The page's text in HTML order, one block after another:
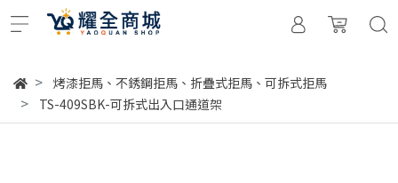
烤漆拒馬、不銹鋼拒馬、折疊式拒馬、可拆式拒馬
TS-409SBK-可拆式出入口通道架